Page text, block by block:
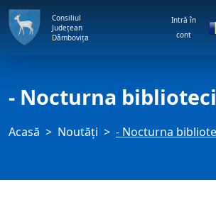
Consiliul
Județean
Dâmbovița
Intră în
cont
- Nocturna
Acasă Noutăți - Nocturna